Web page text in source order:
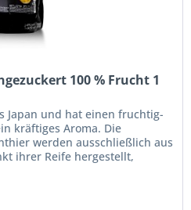
100 % Frucht 1
Japan und hat einen fruchtig-
kräftiges Aroma. Die
werden ausschließlich aus
ihrer Reife hergestellt,